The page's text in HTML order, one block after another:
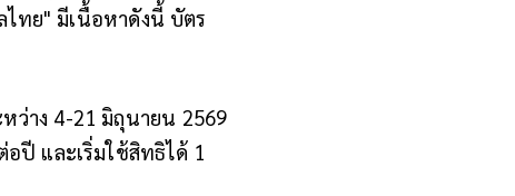
ไทย" มีเนื้อหาดังนี้ บัตร
ว่าง 4-21 มิถุนายน 2569
ปี และเริ่มใช้สิทธิได้ 1